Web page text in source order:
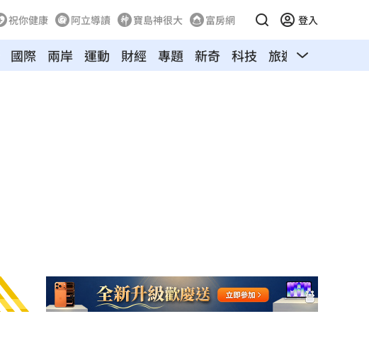
祝你健康 阿立導讀 寶島神很大 富房網 登入
國際 兩岸 運動 財經 專題 新奇 科技 旅遊 汽車